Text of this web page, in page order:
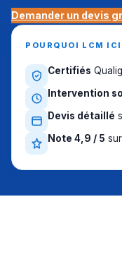
Demander un devis
POURQUOI LCM ICI
Certifiés
Intervention
Devis détaillé
Note 4,9 / 5